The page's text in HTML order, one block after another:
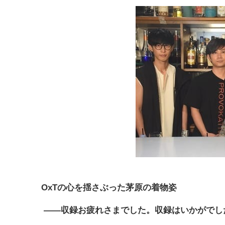
OxTの心を揺さぶった茅原の着物姿
――収録お疲れさまでした。収録はいかがでし